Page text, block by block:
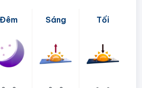
Đêm Sáng Tối